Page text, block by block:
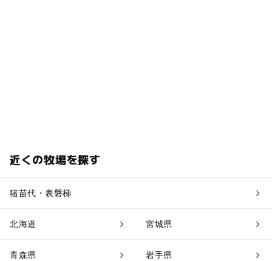
GW(ゴールデンウィーク)2016
近くの牧場を探す
猪苗代・表磐梯
北海道 宮城県
青森県 岩手県